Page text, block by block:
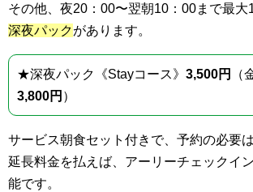
その他、夜20：00〜翌朝10：00まで最大
深夜パックがあります。
★深夜パック《Stayコース》 3,500円
（
3,800円 ）
サービス朝食セット付きで、予約の必要
延長料金を払えば、アーリーチェックイ
能です。